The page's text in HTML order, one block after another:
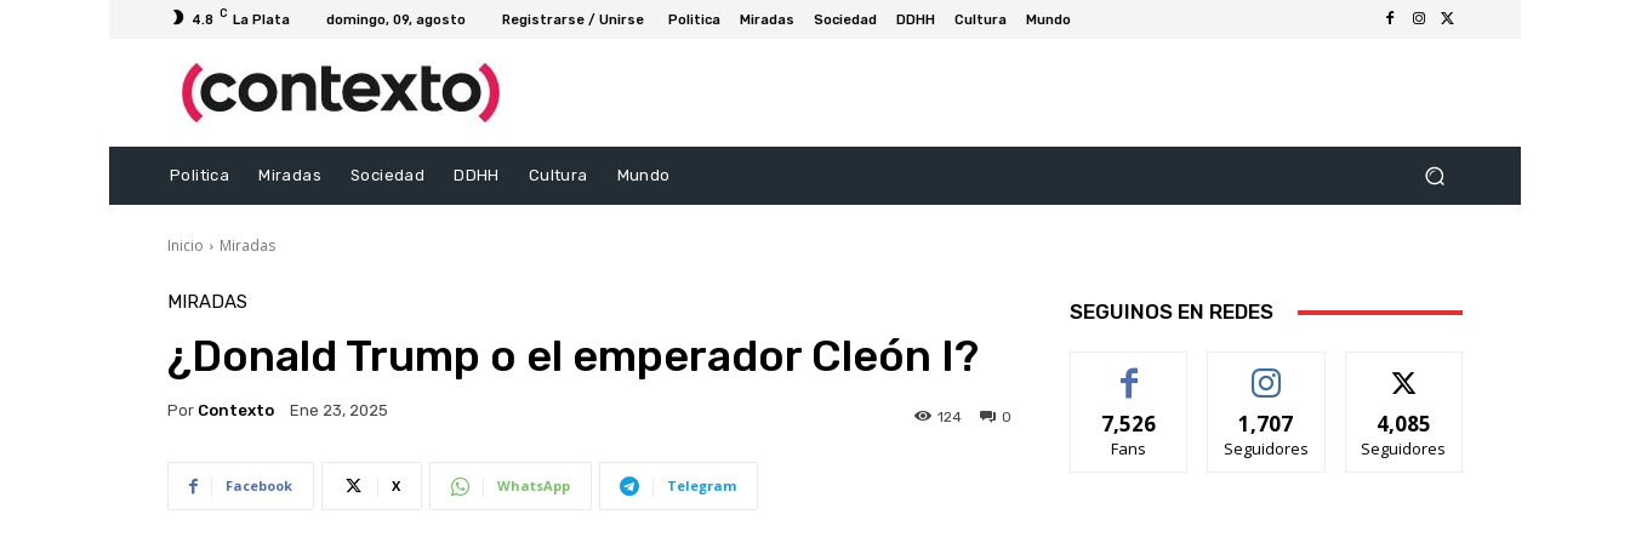
4.8 C La Plata domingo, 09, agosto Registrarse / Unirse Politica Miradas Sociedad DDHH Cultura Mundo
Politica Miradas Sociedad DDHH Cultura Mundo
Inicio Miradas
MIRADAS
¿Donald Trump o el emperador Cleón I?
Por Contexto Ene 23, 2025 0
124
Facebook X WhatsApp Telegram
SEGUINOS EN REDES
7,526
Fans
1,707
Seguidores
4,085
Seguidores